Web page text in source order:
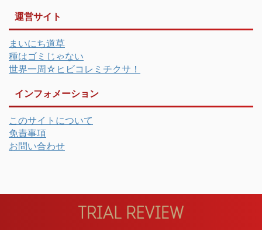
運営サイト
まいにち道草
種はゴミじゃない
世界一周☆ヒビコレミチクサ！
インフォメーション
このサイトについて
免責事項
お問い合わせ